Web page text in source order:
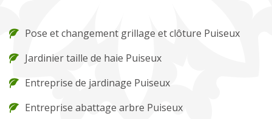
Pose et changement grillage et clôture Puiseux
Jardinier taille de haie Puiseux
Entreprise de jardinage Puiseux
Entreprise abattage arbre Puiseux